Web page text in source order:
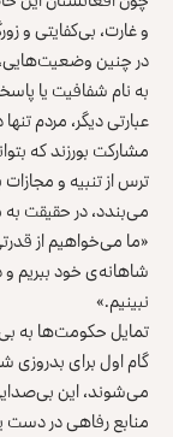
و غارت، بی‌کفایتی و
در چنین
به نام شفافیت یا
عبارتی دیگر، مردم
مشارکت بورزند که
ترس از تنبیه و
می‌بندد، در حقیقت
«ما می‌خواهیم از
شاهانه‌ی خود ببریم
نبینیم.»
تمایل حکومت‌ها به
گام اول برای
می‌شوند، این
منابع رفاهی در دست